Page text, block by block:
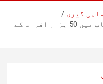
گیری
“اپنا کھیت، اپنا روزگار” پنجاب میں 50 ہزار افراد کے